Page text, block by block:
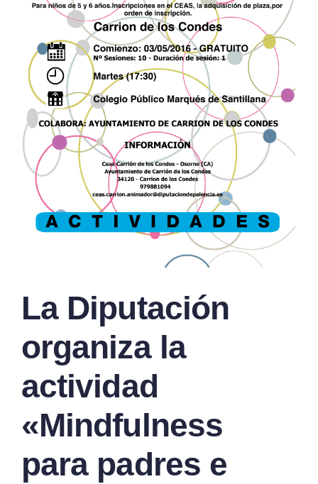
La Diputación
organiza la
actividad
«Mindfulness
para padres e